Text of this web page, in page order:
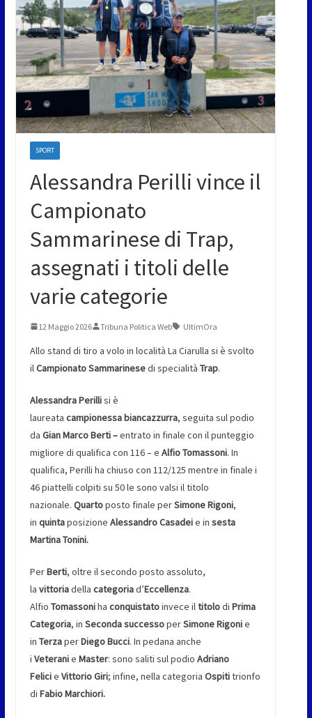
SPORT
Alessandra Perilli vince il
Campionato
Sammarinese di Trap,
assegnati i titoli delle
varie categorie
12 Maggio 2026 Tribuna Politica Web UltimOra
Allo stand di tiro a volo in località La Ciarulla si è svolto
il Campionato Sammarinesedi specialità Trap.
Alessandra Perillisi è
laureata campionessabiancazzurra, seguita sul podio
da Gian Marco Berti –entrato in finale con il punteggio
migliore di qualifica con 116 – e Alfio Tomassoni. In
qualifica, Perilli ha chiuso con 112/125 mentre in finale i
46 piattelli colpiti su 50 le sono valsi il titolo
nazionale. Quartoposto finale perSimone Rigoni,
in quintaposizione Alessandro Casadeie in sesta
Martina Tonini.
PerBerti, oltre il secondo posto assoluto,
la vittoriadella categoriad’Eccellenza.
Alfio Tomassoniha conquistatoinvece il titolodi Prima
Categoria, in SecondasuccessoperSimone Rigonie
in TerzaperDiego Bucci. In pedana anche
i Veteranie Master: sono saliti sul podio Adriano
Felicie Vittorio Giri; infine, nella categoria Ospititrionfo
di Fabio Marchiori.